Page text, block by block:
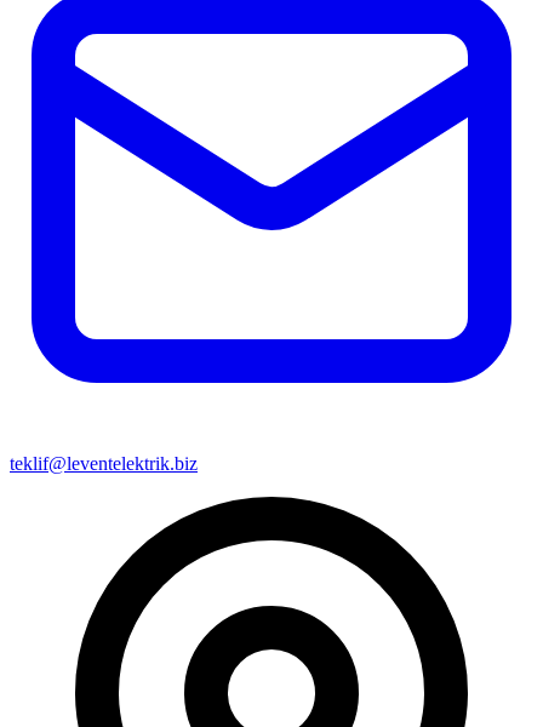
teklif@leventelektrik.biz